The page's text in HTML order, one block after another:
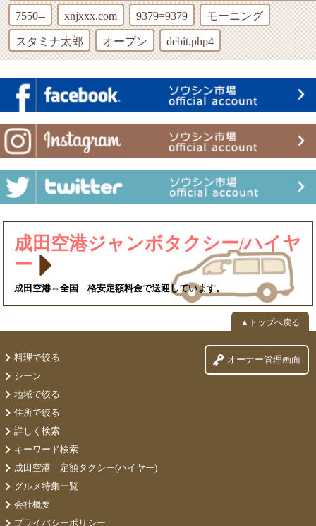
7550-- xnjxxx.com 9379=9379 モーニング
スタミナ太郎 オープン debit.php4
成田空港ジャンボタクシー/ハイヤ
ー
成田空港⇔全国 格安定額料金で送迎しています。
▲トップへ戻る
料理で絞る
シーン
地域で絞る
住所で絞る
詳しく検索
キーワード検索
成田空港 定額タクシー(ハイヤー)
グルメ特集一覧
会社概要
プライバシーポリシー
オーナー管理画面